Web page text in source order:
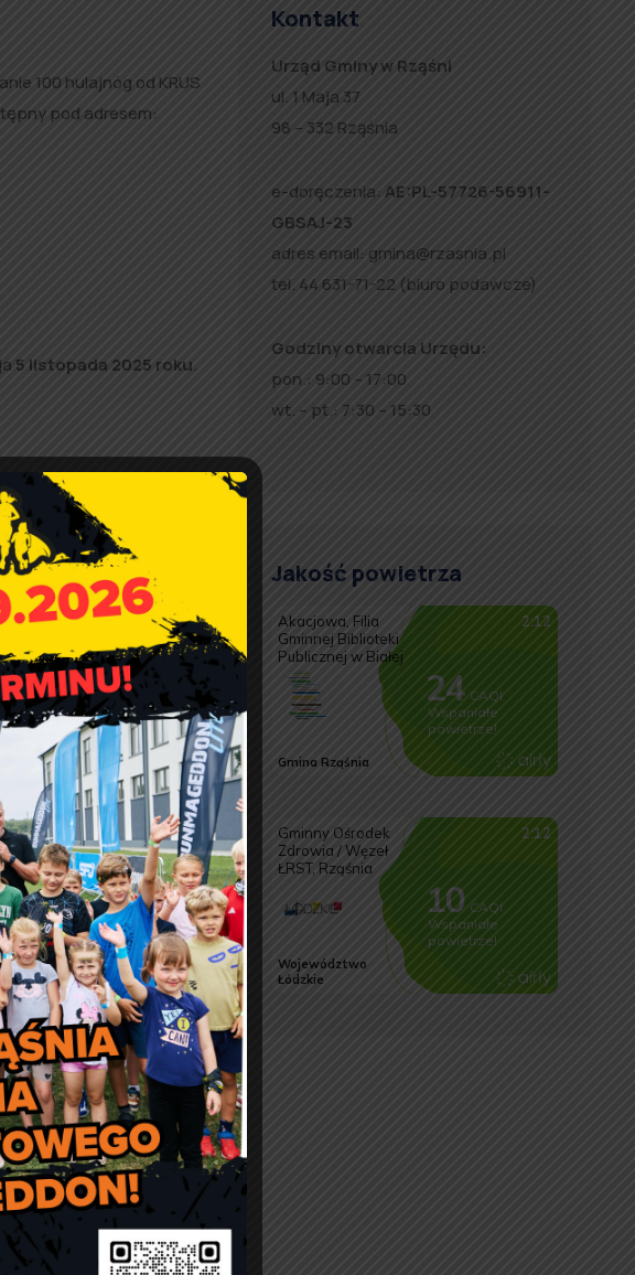
100 hulajnóg od KRUS
pod adresem:
5 listopada 2025 roku.
Rolnym
rolników.
i życia w
przy pracy i
Bezpieczna Wieś, ze
o przetwarzaniu danych
Rolnym
i upominki: od
od Partnera
Ochrony
w Warszawie, tel. (22)
Kontakt
Urząd Gminy w Rząśni
ul. 1 Maja 37
98 – 332 Rząśnia
e-doręczenia: AE:PL-57726-56911-
GBSAJ-23
adres email: gmina@rzasnia.pl
tel. 44 631-71-22 (biuro podawcze)
Godziny otwarcia Urzędu:
pon.: 9:00 – 17:00
wt. – pt.: 7:30 – 15:30
Jakość powietrza